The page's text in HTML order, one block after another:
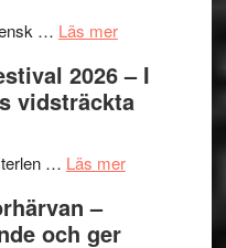
Frankenshtey
med
Fox
och
Scully
åretsFilmstadens
stipendium
… Läs merom
Det
grönaste
–
och
2026 – I
vidsträckta
… Läs merom
–
och ger